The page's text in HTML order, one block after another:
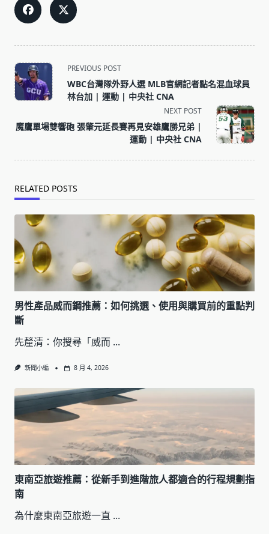
<span
class="nav-
subtitle
reader-
PREVIOUS POST
WBC台灣隊外野人選 MLB官網記者點名混血球員
林台加 | 運動 | 中央社 CNA
NEXT POST
魔鷹單場雙響砲 張肇元延長賽再見安雄鷹勝兄弟 |
運動 | 中央社 CNA
RELATED POSTS
男性產品威而鋼推薦：如何挑選、使用與購買前的重點判
斷
先釐清：你搜尋「威而 ...
新聞小編 8 月 4, 2026
東南亞旅遊推薦：從新手到進階旅人都適合的行程規劃指
南
為什麼東南亞旅遊一直 ...